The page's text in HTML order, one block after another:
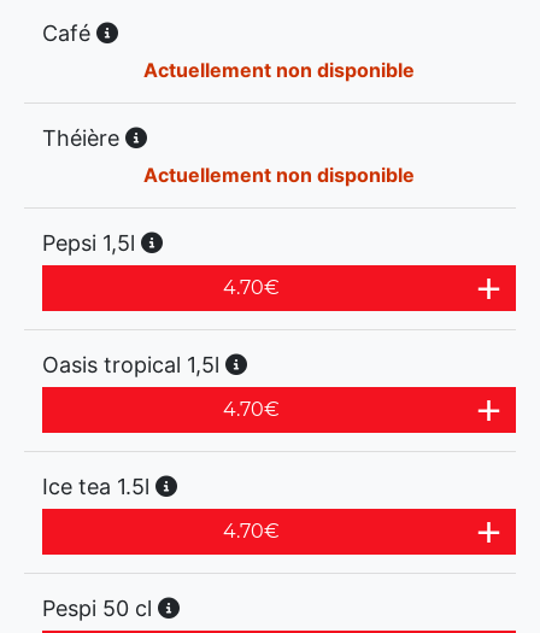
Café
Actuellement non disponible
Théière
Actuellement non disponible
Pepsi 1,5l
4.70€
Oasis tropical 1,5l
4.70€
Ice tea 1.5l
4.70€
Pespi 50 cl